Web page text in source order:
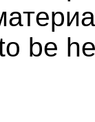
be